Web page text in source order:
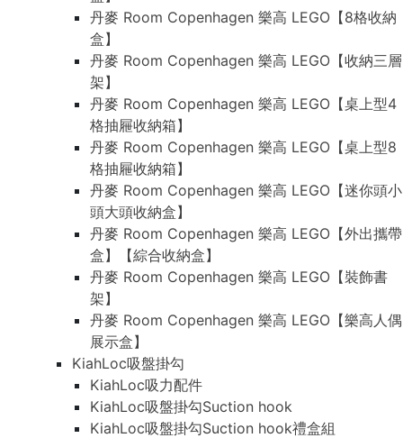
丹麥 Room Copenhagen 樂高 LEGO【8格收納
盒】
丹麥 Room Copenhagen 樂高 LEGO【收納三層
架】
丹麥 Room Copenhagen 樂高 LEGO【桌上型4
格抽屜收納箱】
丹麥 Room Copenhagen 樂高 LEGO【桌上型8
格抽屜收納箱】
丹麥 Room Copenhagen 樂高 LEGO【迷你頭小
頭大頭收納盒】
丹麥 Room Copenhagen 樂高 LEGO【外出攜帶
盒】【綜合收納盒】
丹麥 Room Copenhagen 樂高 LEGO【裝飾書
架】
丹麥 Room Copenhagen 樂高 LEGO【樂高人偶
展示盒】
KiahLoc吸盤掛勾
KiahLoc吸力配件
KiahLoc吸盤掛勾Suction hook
KiahLoc吸盤掛勾Suction hook禮盒組